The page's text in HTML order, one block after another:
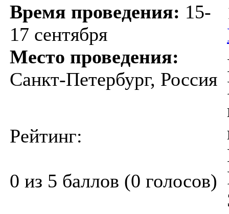
Время проведения: 15-
17 сентября
Место проведения:
Санкт-Петербург, Россия
Рейтинг:
0 из 5 баллов (0 голосов)